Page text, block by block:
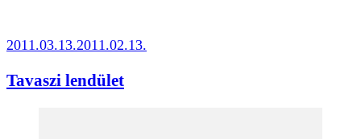
2011.03.13.2011.02.13.
Tavaszi lendület